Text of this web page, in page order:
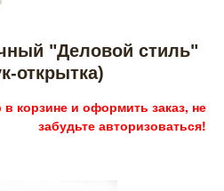
"Деловой стиль"
открытка)
корзине и оформить заказ, не
забудьте авторизоваться!